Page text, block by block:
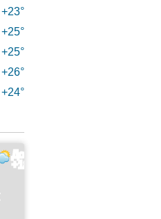
+23°
+25°
+25°
+26°
+24°
Довольное
+18°